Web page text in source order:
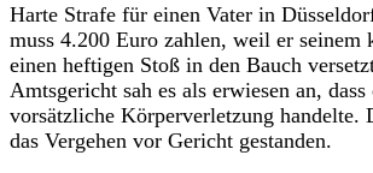
Harte Strafe für einen Vater in
muss 4.200 Euro zahlen, weil er seinem
einen heftigen Stoß in den Bauch
Amtsgericht sah es als erwiesen an, dass
vorsätzliche Körperverletzung handelte.
das Vergehen vor Gericht gestanden.